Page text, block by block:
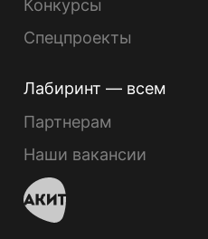
Конкурсы
Спецпроекты
Лабиринт — всем
Партнерам
Наши вакансии